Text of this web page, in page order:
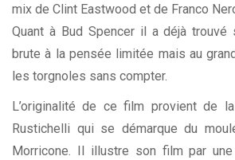
mix de Clint Eastwood et de Franco
Quant à Bud Spencer il a déjà trouvé
brute à la pensée limitée mais au
les torgnoles sans compter.
L’originalité de ce film provient de
Rustichelli qui se démarque du
Morricone. Il illustre son film par une